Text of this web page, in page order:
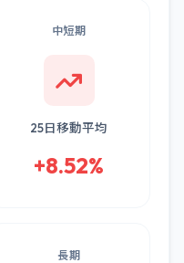
中短期
25日移動平均
+8.52%
長期